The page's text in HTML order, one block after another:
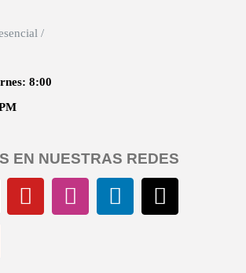
/
8:00
EN NUESTRAS REDES